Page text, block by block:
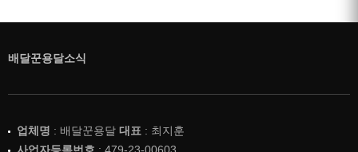
배달꾼용달소식
업체명 : 배달꾼용달 대표 : 최지훈